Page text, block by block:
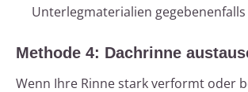
Unterlegmaterialien gegebenenfalls
Methode 4: Dachrinne
Wenn Ihre Rinne stark verformt oder